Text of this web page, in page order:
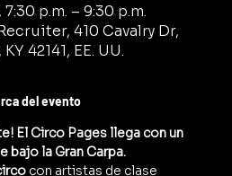
p.m. – 9:30 p.m.
410 Cavalry Dr,
42141, EE. UU.
del evento
El Circo Pages llega con un
bajo la Gran Carpa.
con artistas de clase